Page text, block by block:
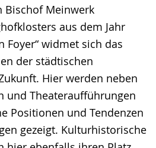
Bischof Meinwerk
aus dem Jahr
Foyer“ widmet sich das
der städtischen
Hier werden neben
und Theateraufführungen
Positionen und Tendenzen
gezeigt. Kulturhistorische